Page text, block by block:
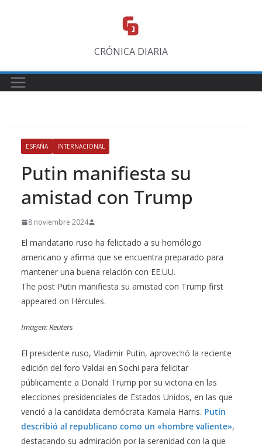
CRÓNICA DIARIA
ESPAÑA INTERNACIONAL
Putin manifiesta su
amistad con Trump
8 noviembre 2024
El mandatario ruso ha felicitado a su homólogo
americano y afirma que se encuentra preparado para
mantener una buena relación con EE.UU.
The post Putin manifiesta su amistad con Trump first
appeared on Hércules.
Imagen: Reuters
El presidente ruso, Vladimir Putin, aprovechó la reciente
edición del foro Valdai en Sochi para felicitar
públicamente a Donald Trump por su victoria en las
elecciones presidenciales de Estados Unidos, en las que
venció a la candidata demócrata Kamala Harris. Putin
describió al republicano como un «hombre valiente»,
destacando su admiración por la serenidad con la que